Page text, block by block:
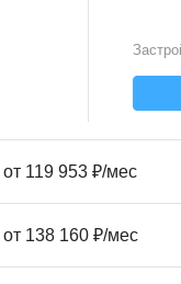
от 119 953 ₽/мес
от 138 160 ₽/мес